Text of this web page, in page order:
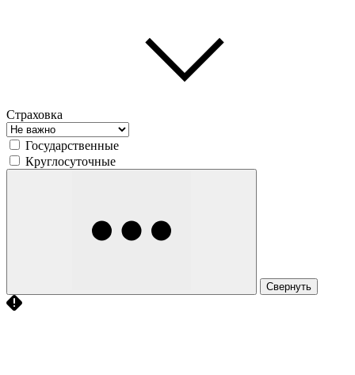
Страховка
Государственные
Круглосуточные
Свернуть